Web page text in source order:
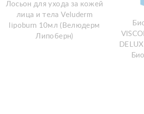
Лосьон для ухода за кожей
лица и тела Veluderm
lipoburn 10мл (Велюдерм
Липоберн)